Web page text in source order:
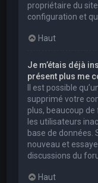
propriétaire du
configuration et
Haut
Je m’étais déjà
présent plus me
Il est possible
supprimé votre
plus, beaucoup
les utilisateurs
base de données.
nouveau et
discussions du
Haut